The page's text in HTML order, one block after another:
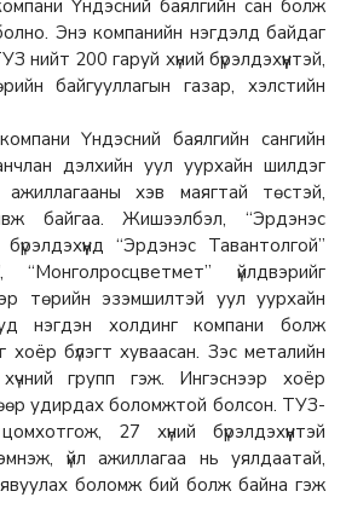
Үндэсний баялгийн сан болж
Энэ компанийн нэгдэлд байдаг
нийт 200 гаруй хүний бүрэлдэхүүнтэй,
байгууллагын газар, хэлстийн
Үндэсний баялгийн сангийн
дэлхийн уул уурхайн шилдэг
ажиллагааны хэв маягтай төстэй,
байгаа. Жишээлбэл, “Эрдэнэс
“Эрдэнэс Тавантолгой”
“Монголросцветмет” үйлдвэрийг
төрийн эзэмшилтэй уул уурхайн
нэгдэн холдинг компани болж
хоёр бүлэгт хуваасан. Зэс металийн
хүчний групп гэж. Ингэснээр хоёр
удирдах боломжтой болсон. ТУЗ-
27 хүний бүрэлдэхүүнтэй
үйл ажиллагаа нь уялдаатай,
боломж бий болж байна гэж